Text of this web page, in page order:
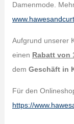
Damenmode.
Aufgrund unserer
einen Rabatt von
dem Geschäft in
Für den
https://